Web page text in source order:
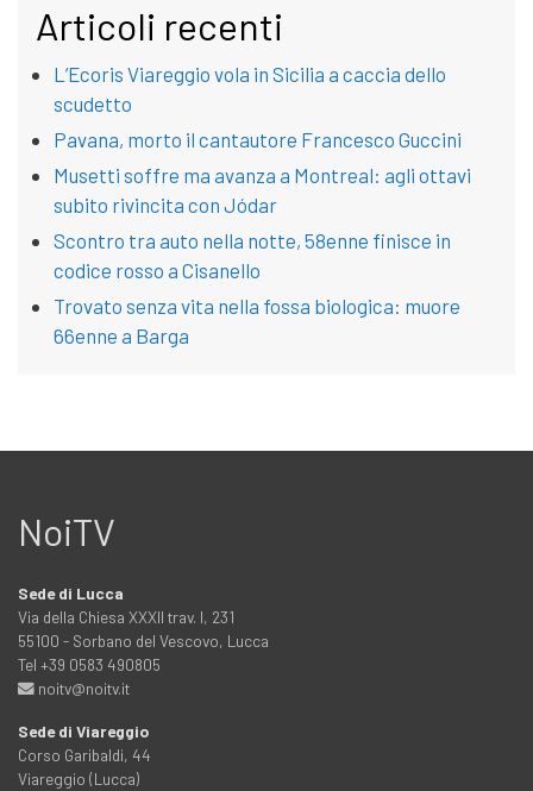
Articoli recenti
L’Ecoris Viareggio vola in Sicilia a caccia dello
scudetto
Pavana, morto il cantautore Francesco Guccini
Musetti soffre ma avanza a Montreal: agli ottavi
subito rivincita con Jódar
Scontro tra auto nella notte, 58enne finisce in
codice rosso a Cisanello
Trovato senza vita nella fossa biologica: muore
66enne a Barga
NoiTV
Sede di Lucca
Via della Chiesa XXXII trav. I, 231
55100 - Sorbano del Vescovo, Lucca
Tel +39 0583 490805
noitv@noitv.it
Sede di Viareggio
Corso Garibaldi, 44
Viareggio (Lucca)